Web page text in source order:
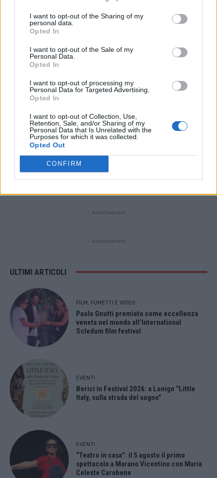
I want to opt-out of the Sharing of my
personal data.
Opted In
I want to opt-out of the Sale of my
Personal Data.
Opted In
I want to opt-out of processing my
Personal Data for Targeted Advertising.
Opted In
I want to opt-out of Collection, Use,
Retention, Sale, and/or Sharing of my
Personal Data that Is Unrelated with the
Purposes for which it was collected.
Opted Out
CONFIRM
Abdullah Ibrahim solo concerto al
Teatro Olimpico per New
Converstions – Vicenza Jazz
Villa Loschi Zileri Dal Verme a
Monteviale: edificio di valore
STAY CONNECTED
9,253
Fans
3,533
- Advertisement -
- Advertisement -
ULTIMI ARTICOLI
FILM, FUMETTI E VIDEO
Paolo Gnutti premiato come eccellenza
veneta nel mondo all’International
Scledum film festival
EVENTI
Berici in Festival 2026: a Lonigo “Little
Italy, sulla strada del sogno”
EVENTI
“Teatro in casa”: il 5 agosto il primo
spettacolo a Marano Vicentino con Maria
Celeste Carobene